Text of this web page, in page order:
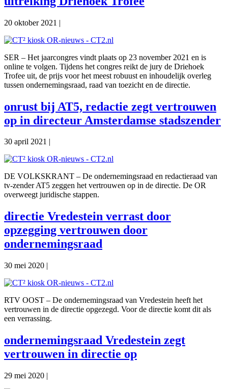
20 oktober 2021 |
SER – Het jaarcongres vindt plaats op 23 november 2021 en is
online te volgen. Tijdens het congres reikt de jury de Driehoek
Trofee uit, de prijs voor het meest robuust en inhoudelijk overleg
tussen ondernemingsraad, raad van toezicht en de directie.
onrust bij AT5, redactie zegt vertrouwen
op in directeur Amsterdamse stadszender
30 april 2021 |
DE VOLKSKRANT – De ondernemingsraad en redactieraad van
tv-zender AT5 zeggen het vertrouwen op in de directie. De OR
overweegt juridische stappen.
directie Vredestein verrast door
opzegging vertrouwen door
ondernemingsraad
30 mei 2020 |
RTV OOST – De ondernemingsraad van Vredestein heeft het
vertrouwen in de directie opgezegd. Voor de directie komt dit als
een verrassing.
ondernemingsraad Vredestein zegt
vertrouwen in directie op
29 mei 2020 |